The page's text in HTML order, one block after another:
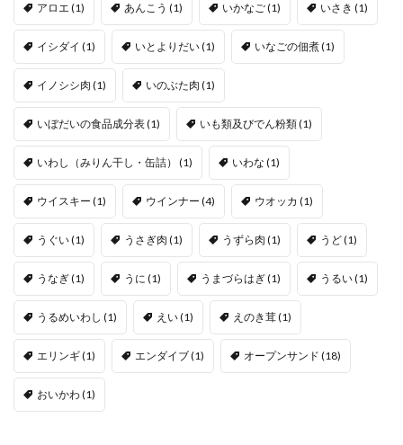
アロエ (1) あんこう (1) いかなご(1) いさき (1)
イシダイ (1) いとよりだい(1) いなごの佃煮(1)
イノシシ肉 (1) いのぶた肉 (1)
いぼだいの食品成分表(1) いも類及びでん粉類(1)
いわし（みりん干し・缶詰） (1) いわな (1)
ウイスキー (1) ウインナー (4) ウオッカ (1)
うぐい(1) うさぎ肉 (1) うずら肉 (1) うど(1)
うなぎ(1) うに (1) うまづらはぎ(1) うるい(1)
うるめいわし (1) えい(1) えのき茸(1)
エリンギ(1) エンダイブ(1) オープンサンド (18)
おいかわ(1)